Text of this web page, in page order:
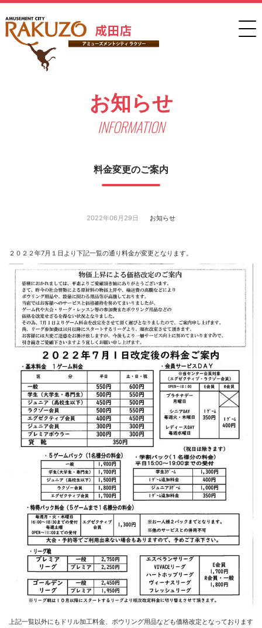
お知らせ
INFORMATION
料金変更のご案内
2022年06月29日 お知らせ
２０２２年7月１日より下記一覧の通り料金が変更となります。
上記一覧以外にもドリル加工料金、ボウリング用品なども価格改定となっております